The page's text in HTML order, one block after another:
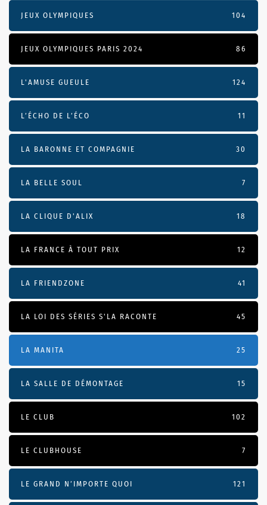
JEUX OLYMPIQUES 104
JEUX OLYMPIQUES PARIS 2024 86
L'AMUSE GUEULE 124
L’ÉCHO DE L’ÉCO 11
LA BARONNE ET COMPAGNIE 30
LA BELLE SOUL 7
LA CLIQUE D'ALIX 18
LA FRANCE À TOUT PRIX 12
LA FRIENDZONE 41
LA LOI DES SÉRIES S'LA RACONTE 45
LA MANITA 25
LA SALLE DE DÉMONTAGE 15
LE CLUB 102
LE CLUBHOUSE 7
LE GRAND N’IMPORTE QUOI 121